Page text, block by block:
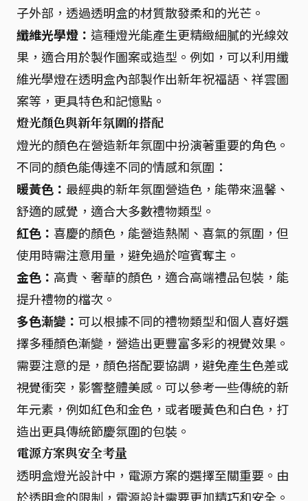
子外部，透過透明盒的材質散發柔和的光芒。
纖維光學燈： 這種燈光能產生更精緻細膩的光線效
果，適合用於製作圖案或造型。例如，可以利用纖
維光學燈在透明盒內部製作出新年祝福語、祥雲圖
案等，更具特色和記憶點。
燈光顏色與新年氛圍的搭配
燈光的顏色在營造新年氛圍中扮演著重要的角色。
不同的顏色能傳達不同的情感和氛圍：
暖黃色： 最經典的新年氛圍營造色，能帶來溫馨、
舒適的感覺，適合大多數禮物類型。
紅色： 喜慶的顏色，能營造熱鬧、喜氣的氛圍，但
使用時需注意用量，避免過於喧賓奪主。
金色： 高貴、奢華的顏色，適合高端禮品包裝，能
提升禮物的檔次。
多色漸變： 可以根據不同的禮物類型和個人喜好選
擇多種顏色漸變，營造出更豐富多彩的視覺效果。
需要注意的是，顏色搭配要協調，避免產生色差或
視覺衝突，影響整體美感。可以參考一些傳統的新
年元素，例如紅色和金色，或者暖黃色和白色，打
造出更具傳統節慶氛圍的包裝。
電源方案與安全考量
透明盒燈光設計中，電源方案的選擇至關重要。由
於透明盒的限制，電源設計需要更加精巧和安全。